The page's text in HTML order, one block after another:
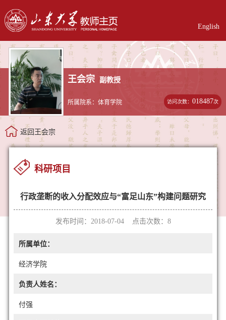
English
王会宗 副教授
所属院系：体育学院 访问次数：018487次
返回王会宗
科研项目
行政垄断的收入分配效应与“富足山东”构建问题研究
发布时间：2018-07-04 点击次数： 8
所属单位：
经济学院
负责人姓名：
付强